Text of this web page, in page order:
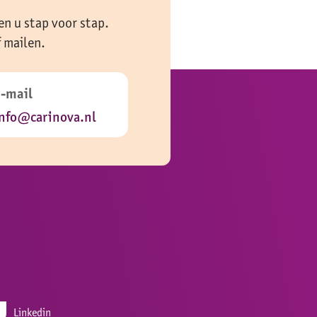
u stap voor stap.
mailen.
mail
Linkedin